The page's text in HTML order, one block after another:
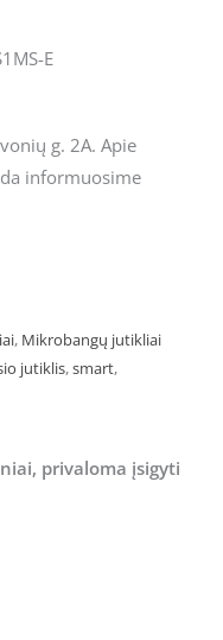
E
g. 2A. Apie
informuosime
, Mikrobangų jutikliai
jutiklis,smart,
privaloma įsigyti